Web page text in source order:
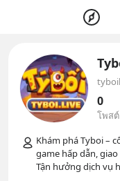
0
โพสต์
Khám phá Tyboi –
game hấp dẫn,
Tận hưởng dịch vụ